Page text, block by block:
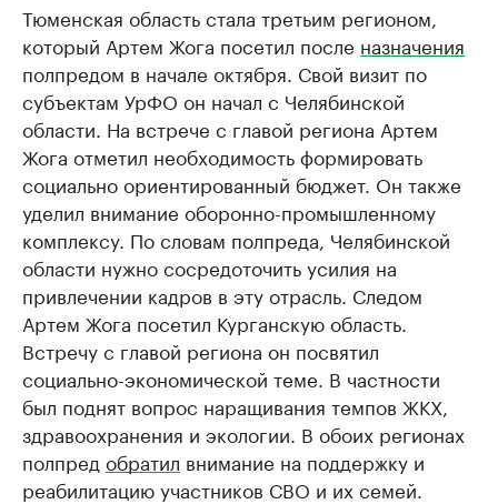
Тюменская область стала третьим регионом,
который Артем Жога посетил после назначения
полпредом в начале октября. Свой визит по
субъектам УрФО он начал с Челябинской
области. На встрече с главой региона Артем
Жога отметил необходимость формировать
социально ориентированный бюджет. Он также
уделил внимание оборонно-промышленному
комплексу. По словам полпреда, Челябинской
области нужно сосредоточить усилия на
привлечении кадров в эту отрасль. Следом
Артем Жога посетил Курганскую область.
Встречу с главой региона он посвятил
социально-экономической теме. В частности
был поднят вопрос наращивания темпов ЖКХ,
здравоохранения и экологии. В обоих регионах
полпред обратил внимание на поддержку и
реабилитацию участников СВО и их семей.